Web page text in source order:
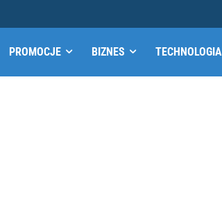
PROMOCJE BIZNES